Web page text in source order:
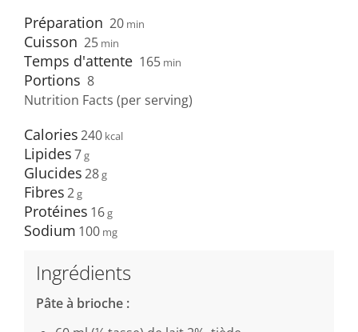
Préparation 20 min
Cuisson 25 min
Temps d'attente 165 min
Portions 8
Nutrition Facts (per serving)
Calories240
Lipides7
Glucides28
Fibres2
Protéines 16
Sodium 100
Ingrédients
Pâte à brioche :